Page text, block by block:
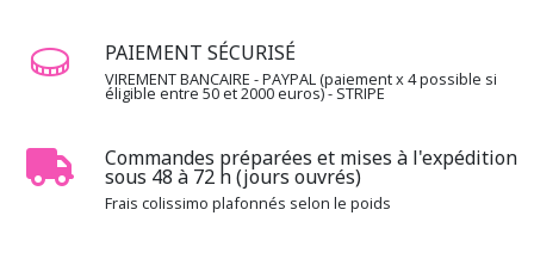
PAIEMENT SÉCURISÉ
VIREMENT BANCAIRE - PAYPAL (paiement x 4 possible si
éligible entre 50 et 2000 euros) - STRIPE
Commandes préparées et mises à l'expédition
sous 48 à 72 h (jours ouvrés)
Frais colissimo plafonnés selon le poids